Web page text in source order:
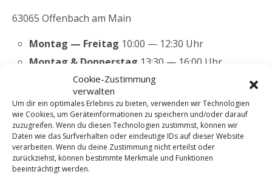
Cookie-Zustimmung
verwalten
Um dir ein optimales Erlebnis zu bieten, verwenden wir Technologien
wie Cookies, um Geräteinformationen zu speichern und/oder darauf
zuzugreifen. Wenn du diesen Technologien zustimmst, können wir
Daten wie das Surfverhalten oder eindeutige IDs auf dieser Website
verarbeiten. Wenn du deine Zustimmung nicht erteilst oder
zurückziehst, können bestimmte Merkmale und Funktionen
beeinträchtigt werden.
63065 Offenbach am Main
Montag — Freitag 10:00 — 12:30 Uhr
Montag & Donnerstag 13:30 — 16:00 Uhr
Dienstag16:00 — 20:00 Uhr
Tests auf sexuell übertragbare Infektionen(STIs)
Dienstags 14:00 — 18:30 Uhr
(nach telefonischer Voranmeldung)
Telefon:069 – 88 36 88